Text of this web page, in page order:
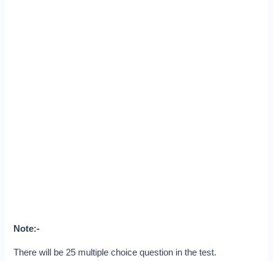
Note:-
There will be 25 multiple choice question in the test.